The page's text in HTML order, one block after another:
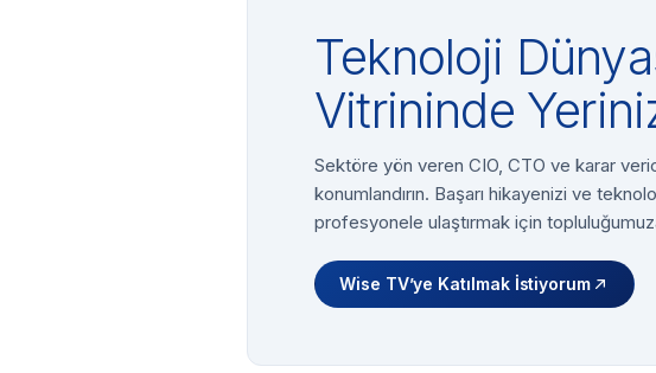
Teknoloji
Vitrininde
Sektöre yön veren CIO, CTO ve karar
konumlandırın. Başarı hikayenizi ve
profesyonele ulaştırmak için
Wise TV’ye Katılmak İstiyorum